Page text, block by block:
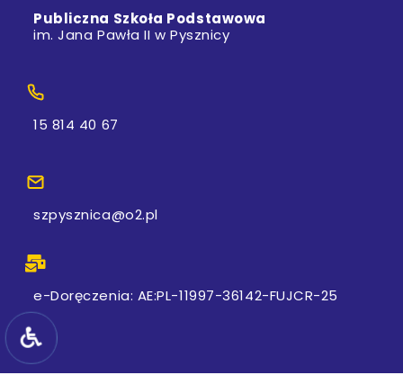
Publiczna Szkoła Podstawowa
im. Jana Pawła II w Pysznicy
15 814 40 67
szpysznica@o2.pl
e-Doręczenia: AE:PL-11997-36142-FUJCR-25